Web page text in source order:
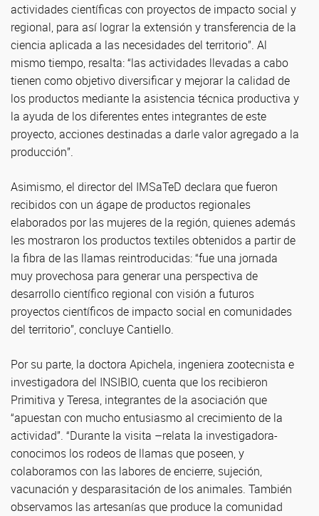
actividades científicas con proyectos de impacto social y
regional, para así lograr la extensión y transferencia de la
ciencia aplicada a las necesidades del territorio”. Al
mismo tiempo, resalta: “las actividades llevadas a cabo
tienen como objetivo diversificar y mejorar la calidad de
los productos mediante la asistencia técnica productiva y
la ayuda de los diferentes entes integrantes de este
proyecto, acciones destinadas a darle valor agregado a la
producción”.
Asimismo, el director del IMSaTeD declara que fueron
recibidos con un ágape de productos regionales
elaborados por las mujeres de la región, quienes además
les mostraron los productos textiles obtenidos a partir de
la fibra de las llamas reintroducidas: “fue una jornada
muy provechosa para generar una perspectiva de
desarrollo científico regional con visión a futuros
proyectos científicos de impacto social en comunidades
del territorio”, concluye Cantiello.
Por su parte, la doctora Apichela, ingeniera zootecnista e
investigadora del INSIBIO, cuenta que los recibieron
Primitiva y Teresa, integrantes de la asociación que
“apuestan con mucho entusiasmo al crecimiento de la
actividad”. “Durante la visita –relata la investigadora-
conocimos los rodeos de llamas que poseen, y
colaboramos con las labores de encierre, sujeción,
vacunación y desparasitación de los animales. También
observamos las artesanías que produce la comunidad